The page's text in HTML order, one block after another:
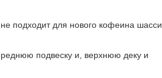
подходит для нового кофеина шасси,
подвеску и, верхнюю деку и